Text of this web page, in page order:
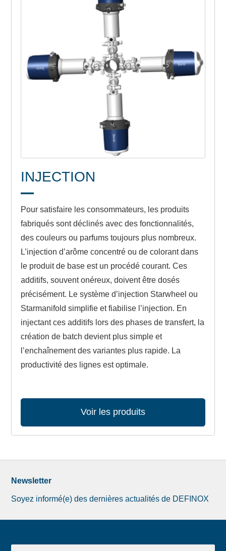
INJECTION
Pour satisfaire les consommateurs, les produits
fabriqués sont déclinés avec des fonctionnalités,
des couleurs ou parfums toujours plus nombreux.
L’injection d’arôme concentré ou de colorant dans
le produit de base est un procédé courant. Ces
additifs, souvent onéreux, doivent être dosés
précisément. Le système d’injection Starwheel ou
Starmanifold simplifie et fiabilise l’injection. En
injectant ces additifs lors des phases de transfert, la
création de batch devient plus simple et
l’enchaînement des variantes plus rapide. La
productivité des lignes est optimale.
Voir les produits
Newsletter
Soyez informé(e) des dernières actualités de DEFINOX